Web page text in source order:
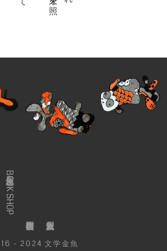
金魚屋BOOK SHOP
- 2024 文学金魚